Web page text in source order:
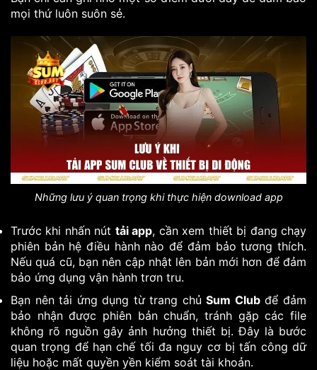
mọi thứ luôn suôn sẻ.
Những lưu ý quan trọng khi thực hiện download app
Trước khi nhấn nút tải app, cần xem thiết bị đang chạy
phiên bản hệ điều hành nào để đảm bảo tương thích.
Nếu quá cũ, bạn nên cập nhật lên bản mới hơn để đảm
bảo ứng dụng vận hành trơn tru.
Bạn nên tải ứng dụng từ trang chủSum Clubđể đảm
bảo nhận được phiên bản chuẩn, tránh gặp các file
không rõ nguồn gây ảnh hưởng thiết bị. Đây là bước
quan trọng để hạn chế tối đa nguy cơ bị tấn công dữ
liệu hoặc mất quyền yền kiểm soát tài khoản.